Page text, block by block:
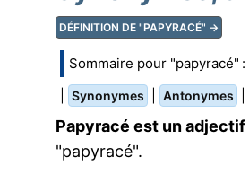
DÉFINITION DE "PAPYRACÉ" →
Sommaire pour "papyracé" :
Synonymes Antonymes
Papyracé est un
"papyracé".